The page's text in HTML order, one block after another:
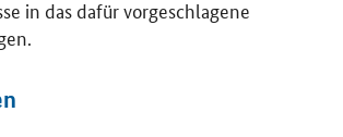
in das dafür vorgeschlagene